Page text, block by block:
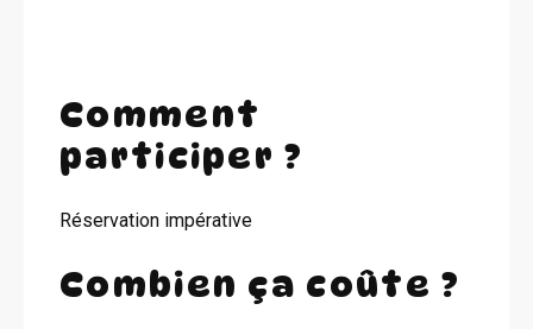
Comment
participer ?
Réservation impérative
Combien ça coûte ?